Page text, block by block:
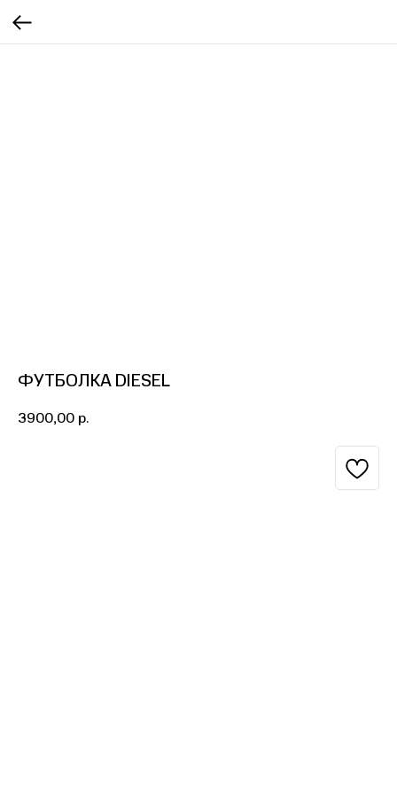
ФУТБОЛКА DIESEL
3900,00 р.